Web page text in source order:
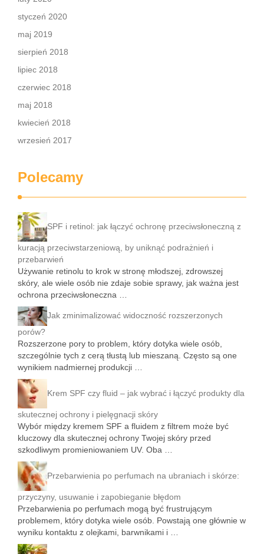
styczeń 2020
maj 2019
sierpień 2018
lipiec 2018
czerwiec 2018
maj 2018
kwiecień 2018
wrzesień 2017
Polecamy
SPF i retinol: jak łączyć ochronę przeciwsłoneczną z
kuracją przeciwstarzeniową, by uniknąć podrażnień i
przebarwień
Używanie retinolu to krok w stronę młodszej, zdrowszej
skóry, ale wiele osób nie zdaje sobie sprawy, jak ważna jest
ochrona przeciwsłoneczna …
Jak zminimalizować widoczność rozszerzonych
porów?
Rozszerzone pory to problem, który dotyka wiele osób,
szczególnie tych z cerą tłustą lub mieszaną. Często są one
wynikiem nadmiernej produkcji …
Krem SPF czy fluid – jak wybrać i łączyć produkty dla
skutecznej ochrony i pielęgnacji skóry
Wybór między kremem SPF a fluidem z filtrem może być
kluczowy dla skutecznej ochrony Twojej skóry przed
szkodliwym promieniowaniem UV. Oba …
Przebarwienia po perfumach na ubraniach i skórze:
przyczyny, usuwanie i zapobieganie błędom
Przebarwienia po perfumach mogą być frustrującym
problemem, który dotyka wiele osób. Powstają one głównie w
wyniku kontaktu z olejkami, barwnikami i …